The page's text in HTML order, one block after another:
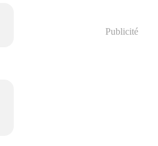
Publicité